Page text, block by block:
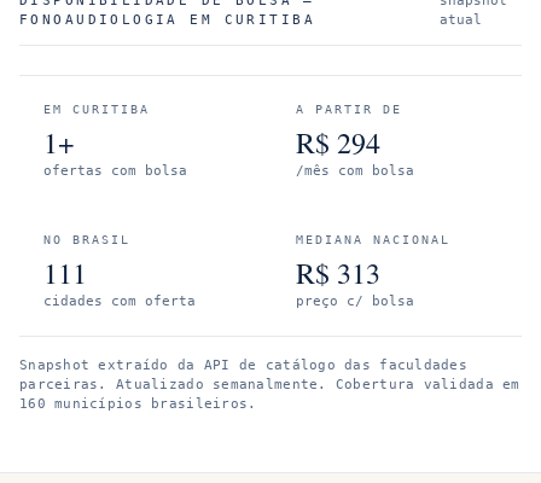
FONOAUDIOLOGIA
EM CURITIBA
atual
EM CURITIBA
1+
ofertas com bolsa
A PARTIR DE
R$ 294
/mês com bolsa
NO BRASIL
111
cidades com oferta
MEDIANA NACIONAL
R$ 313
preço c/ bolsa
Snapshot extraído da API de catálogo das faculdades
parceiras. Atualizado semanalmente. Cobertura validada em
160 municípios brasileiros.